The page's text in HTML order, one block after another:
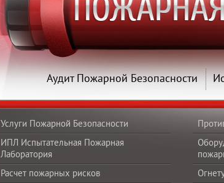
Аудит Пожарной Безопасности
Услуги Пожарной Безопасности
ИПЛ Испытательная Пожарная
Лаборатория
Расчет пожарных рисков